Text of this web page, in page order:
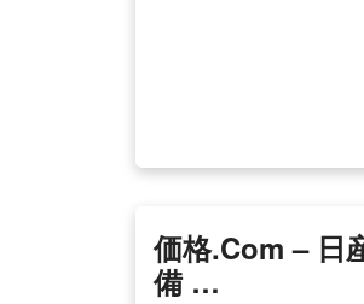
価格.com – 日
備 …